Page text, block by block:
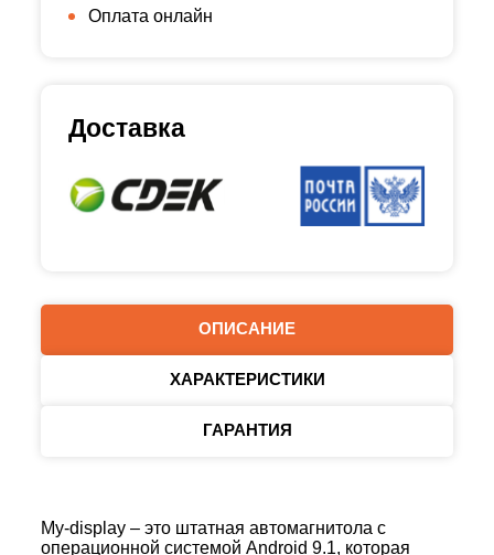
ОПИСАНИЕ
ХАРАКТЕРИСТИКИ
ГАРАНТИЯ
My-display – это штатная автомагнитола с
операционной системой Android 9.1, которая
Оплата онлайн
Доставка